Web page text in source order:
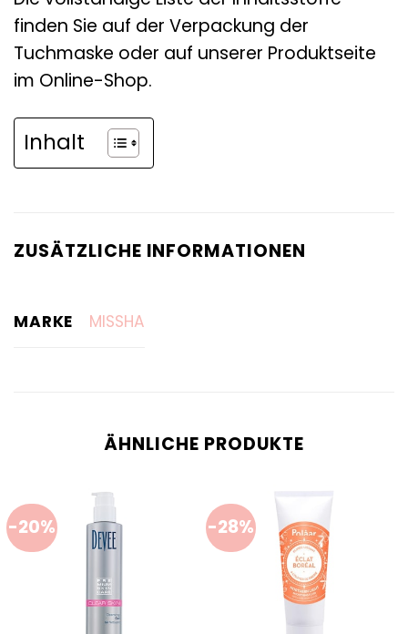
finden Sie auf der Verpackung der
Tuchmaske oder auf unserer Produktseite
im Online-Shop.
Inhalt
ZUSÄTZLICHE INFORMATIONEN
MARKE MISSHA
ÄHNLICHE PRODUKTE
-20% -28%